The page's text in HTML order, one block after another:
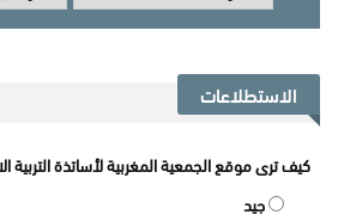
الاستطلاعات
كيف ترى موقع الجمعية المغربية لأساتذة
جيد